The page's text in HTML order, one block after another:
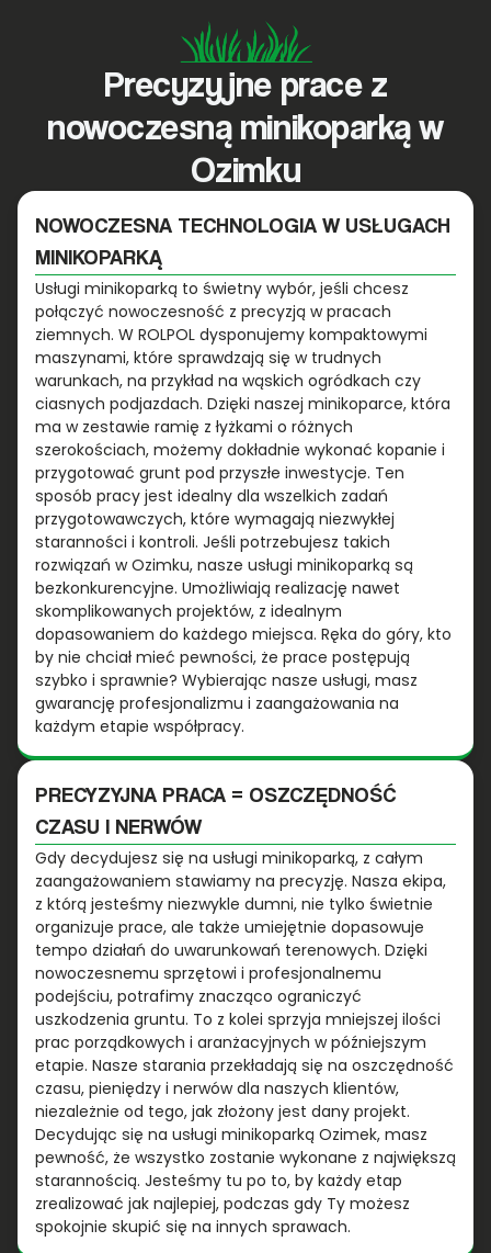
Precyzyjne prace z
nowoczesną minikoparką w
Ozimku
NOWOCZESNA TECHNOLOGIA W USŁUGACH
MINIKOPARKĄ
Usługi minikoparką to świetny wybór, jeśli chcesz
połączyć nowoczesność z precyzją w pracach
ziemnych. W ROLPOL dysponujemy kompaktowymi
maszynami, które sprawdzają się w trudnych
warunkach, na przykład na wąskich ogródkach czy
ciasnych podjazdach. Dzięki naszej minikoparce, która
ma w zestawie ramię z łyżkami o różnych
szerokościach, możemy dokładnie wykonać kopanie i
przygotować grunt pod przyszłe inwestycje. Ten
sposób pracy jest idealny dla wszelkich zadań
przygotowawczych, które wymagają niezwykłej
staranności i kontroli. Jeśli potrzebujesz takich
rozwiązań w Ozimku, nasze usługi minikoparką są
bezkonkurencyjne. Umożliwiają realizację nawet
skomplikowanych projektów, z idealnym
dopasowaniem do każdego miejsca. Ręka do góry, kto
by nie chciał mieć pewności, że prace postępują
szybko i sprawnie? Wybierając nasze usługi, masz
gwarancję profesjonalizmu i zaangażowania na
każdym etapie współpracy.
PRECYZYJNA PRACA = OSZCZĘDNOŚĆ
CZASU I NERWÓW
Gdy decydujesz się na usługi minikoparką, z całym
zaangażowaniem stawiamy na precyzję. Nasza ekipa,
z którą jesteśmy niezwykle dumni, nie tylko świetnie
organizuje prace, ale także umiejętnie dopasowuje
tempo działań do uwarunkowań terenowych. Dzięki
nowoczesnemu sprzętowi i profesjonalnemu
podejściu, potrafimy znacząco ograniczyć
uszkodzenia gruntu. To z kolei sprzyja mniejszej ilości
prac porządkowych i aranżacyjnych w późniejszym
etapie. Nasze starania przekładają się na oszczędność
czasu, pieniędzy i nerwów dla naszych klientów,
niezależnie od tego, jak złożony jest dany projekt.
Decydując się na usługi minikoparką Ozimek, masz
pewność, że wszystko zostanie wykonane z największą
starannością. Jesteśmy tu po to, by każdy etap
zrealizować jak najlepiej, podczas gdy Ty możesz
spokojnie skupić się na innych sprawach.